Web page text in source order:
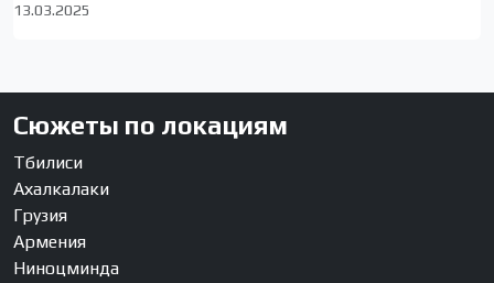
13.03.2025
Сюжеты по локациям
Тбилиси
Ахалкалаки
Грузия
Армения
Ниноцминда